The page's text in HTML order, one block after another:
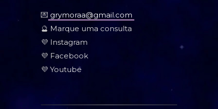
💌 grymoraa@gmail.com
🔮 Marque uma consulta
💜 Instagram
💜 Facebook
💜 Youtube